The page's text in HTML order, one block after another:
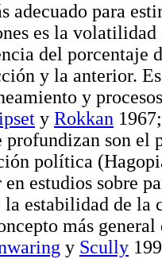
adecuado para
es la
del porcentaje
y la anterior.
y
y Rokkan
profundizan son el
política
en estudios sobre
la estabilidad de la
más
y Scully